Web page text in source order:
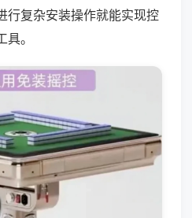
行复杂安装操作就能实现控
。